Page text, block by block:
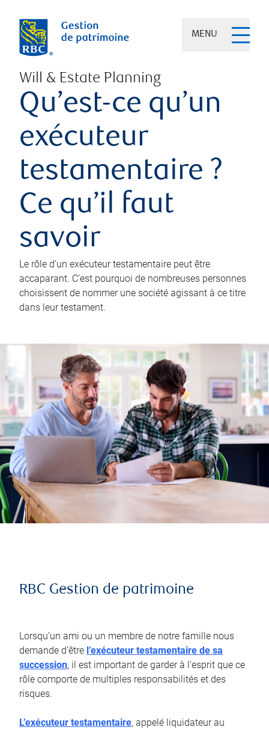
MENU
Will & Estate Planning
Qu’est-ce qu’un
exécuteur
testamentaire ?
Ce qu’il faut
savoir
Le rôle d’un exécuteur testamentaire peut être
accaparant. C’est pourquoi de nombreuses personnes
choisissent de nommer une société agissant à ce titre
dans leur testament.
RBC Gestion de patrimoine
Lorsqu’un ami ou un membre de notre famille nous
demande d’être l’exécuteur testamentaire de sa
succession, il est important de garder à l’esprit que ce
rôle comporte de multiples responsabilités et des
risques.
L’exécuteur testamentaire, appelé liquidateur au